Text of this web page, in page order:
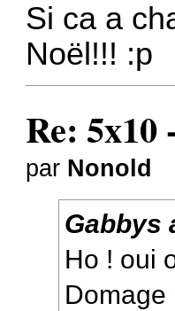
Si ca a
Noël!!! :p
Re:
par Nonold
Gabbys
Ho ! oui
Domage